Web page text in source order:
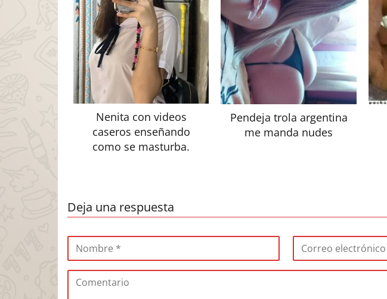
Nenita con videos
caseros enseñando
como se masturba.
Pendeja trola argentina
me manda nudes
Deja una respuesta